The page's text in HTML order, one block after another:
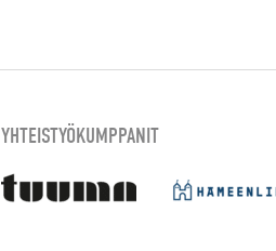
YHTEISTYÖKUMPPANIT